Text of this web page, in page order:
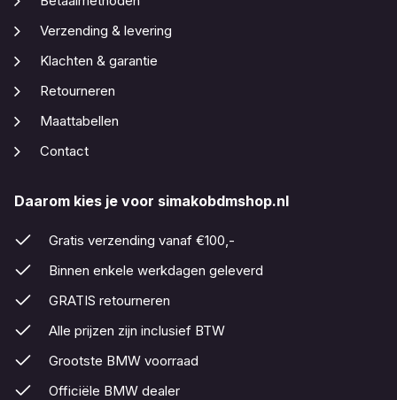
Verzending & levering
Klachten & garantie
Retourneren
Maattabellen
Contact
Daarom kies je voor simakobdmshop.nl
Gratis verzending vanaf €100,-
Binnen enkele werkdagen geleverd
GRATIS retourneren
Alle prijzen zijn inclusief BTW
Grootste BMW voorraad
Officiële BMW dealer